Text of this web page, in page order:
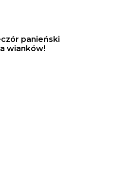
panieński
wianków!